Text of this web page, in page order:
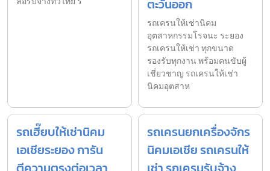
ตะวันออก
รถเครนให้เช่านิคม
อุตสาหกรรมโรจนะ ระยอง
รถเครนให้เช่า ทุกขนาด
รองรับทุกงาน พร้อมคนขับผู้
เชี่ยวชาญ รถเครนให้เช่า
นิคมอุตสาห
รถเฮี๊ยบให้เช่านิคม
เอเชียระยอง การัน
รถเครนยกเครื่องจักร
นิคมเอเชีย รถเครนให้